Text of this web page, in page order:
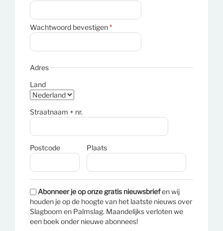
Wachtwoord bevestigen*
Adres
Land
Straatnaam + nr.
Postcode Plaats
Abonneer je op onze gratis nieuwsbriefen wij
houden je op de hoogte van het laatste nieuws over
Slagboom en Palmslag. Maandelijks verloten we
een boek onder nieuwe abonnees!